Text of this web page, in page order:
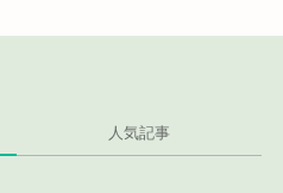
人気記事